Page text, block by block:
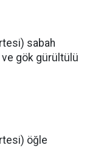
sabah
ve gök gürültülü
öğle